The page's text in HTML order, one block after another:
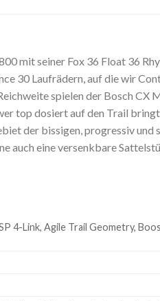
mit seiner Fox 36 Float 36
30 Laufrädern, auf die wir
spielen der Bosch CX
top dosiert auf den Trail
der bissigen, progressiv und
auch eine versenkbare
4-Link, Agile Trail Geometry,